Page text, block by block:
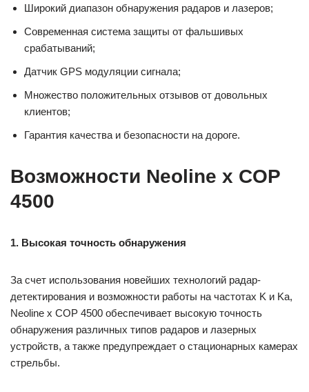
Широкий диапазон обнаружения радаров и лазеров;
Современная система защиты от фальшивых
срабатываний;
Датчик GPS модуляции сигнала;
Множество положительных отзывов от довольных
клиентов;
Гарантия качества и безопасности на дороге.
Возможности Neoline x COP
4500
1. Высокая точность обнаружения
За счет использования новейших технологий радар-
детектирования и возможности работы на частотах K и Ka,
Neoline x COP 4500 обеспечивает высокую точность
обнаружения различных типов радаров и лазерных
устройств, а также предупреждает о стационарных камерах
стрельбы.